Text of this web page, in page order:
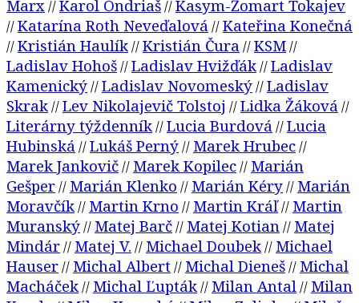
Marx //Karol Ondriaš//Kasym-Žomart Tokajev
//Katarína Roth Neveďalová //Kateřina Konečná
//Kristián Haulík//Kristián Čura //KSM//
Ladislav Hohoš//Ladislav Hvižďák//Ladislav
Kamenický//Ladislav Novomeský//Ladislav
Skrak//Lev Nikolajevič Tolstoj //Lidka Žáková //
Literárny týždenník//Lucia Burdová //Lucia
Hubinská //Lukáš Perný// Marek Hrubec//
Marek Jankovič// Marek Kopilec// Marián
Gešper// Marián Klenko // Marián Kéry// Marián
Moravčík// Martin Krno // Martin Kráľ// Martin
Muranský// Matej Barč// Matej Kotian // Matej
Mindár// Matej V. // Michael Doubek// Michael
Hauser// Michal Albert // Michal Dieneš// Michal
Macháček// Michal Ľupták// Milan Antal // Milan